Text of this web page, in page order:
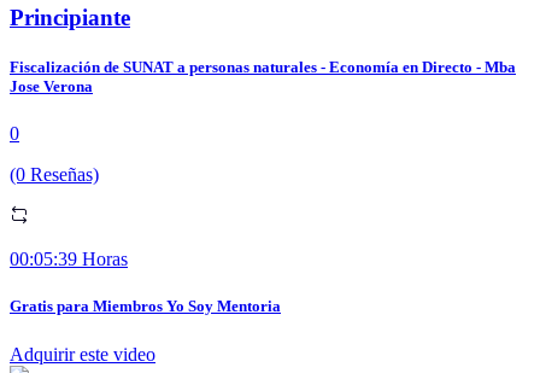
Principiante
Fiscalización de SUNAT a personas naturales - Economía en Directo - Mba
Jose Verona
0
(0 Reseñas)
00:05:39 Horas
Gratis para Miembros Yo Soy Mentoria
Adquirir este video